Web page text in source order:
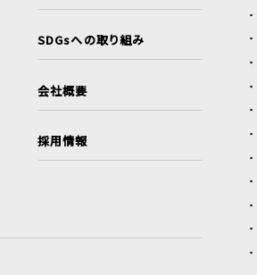
SDGsへの取り組み
会社概要
採用情報